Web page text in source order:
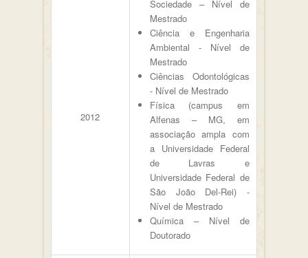
2012
Sociedade – Nível de
Mestrado
Ciência e Engenharia
Ambiental - Nível de
Mestrado
Ciências Odontológicas
- Nível de Mestrado
Física (campus em
Alfenas – MG, em
associação ampla com
a Universidade Federal
de Lavras e
Universidade Federal de
São João Del-Rei) -
Nível de Mestrado
Química – Nível de
Doutorado